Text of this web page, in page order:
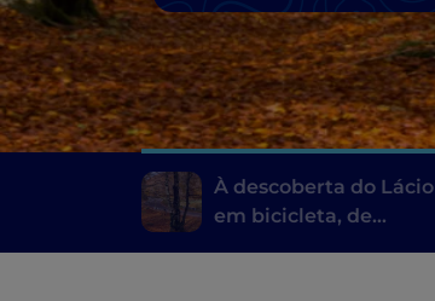
À descoberta do Lácio
em bicicleta, de